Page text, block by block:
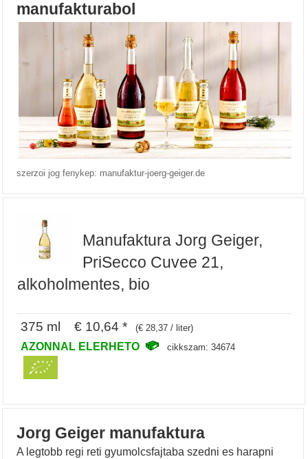
manufakturabol
szerzoi jog fenykep: manufaktur-joerg-geiger.de
Manufaktura Jorg Geiger,
PriSecco Cuvee 21,
alkoholmentes, bio
375 ml € 10,64 * (€ 28,37 / liter)
AZONNAL ELERHETO cikkszam: 34674
Jorg Geiger manufaktura
A legtobb regi reti gyumolcsfajtaba szedni es harapni